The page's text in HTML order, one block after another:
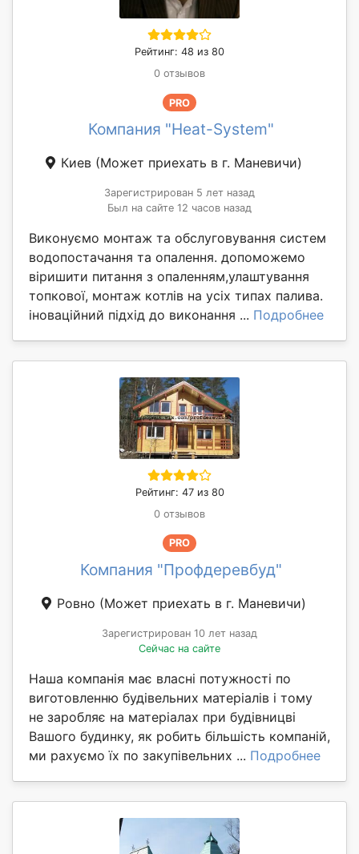
Рейтинг: 48 из 80
0 отзывов
PRO
Компания "Heat-System"
Киев (Может приехать в г. Маневичи)
Зарегистрирован 5 лет назад
Был на сайте 12 часов назад
Виконуємо монтаж та обслуговування систем
водопостачання та опалення. допоможемо
віришити питання з опаленням,улаштування
топкової, монтаж котлів на усіх типах палива.
іноваційний підхід до виконання ... Подробнее
Рейтинг: 47 из 80
0 отзывов
PRO
Компания "Профдеревбуд"
Ровно (Может приехать в г. Маневичи)
Зарегистрирован 10 лет назад
Сейчас на сайте
Наша компанія має власні потужності по
виготовленню будівельних матеріалів і тому
не заробляє на матеріалах при будівницві
Вашого будинку, як робить більшість компаній,
ми рахуємо їх по закупівельних ... Подробнее